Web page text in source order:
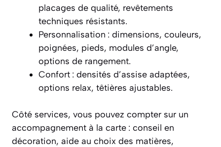
placages de qualité, revêtements
techniques résistants.
Personnalisation : dimensions, couleurs,
poignées, pieds, modules d’angle,
options de rangement.
Confort : densités d’assise adaptées,
options relax, têtières ajustables.
Côté services, vous pouvez compter sur un
accompagnement à la carte : conseil en
décoration, aide au choix des matières,